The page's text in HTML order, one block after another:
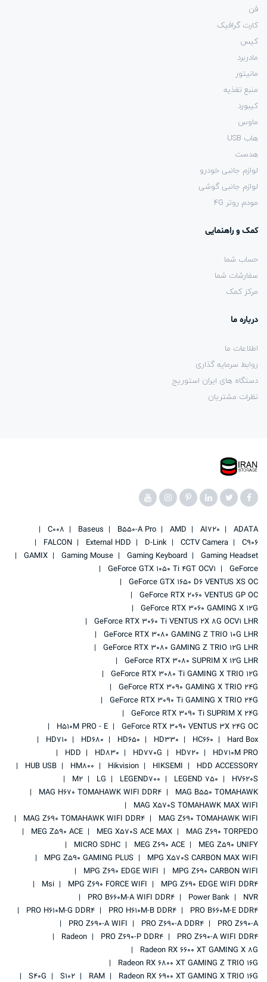
فن
کارت گرافیک
کیس
مادربرد
مانیتور
منبع تغذیه
کیبورد
ماوس
هاب USB
هدست
لوازم جانبی خودرو
لوازم جانبی گوشی
مودم روتر 4G
کمک و راهنمایی
حساب شما
سفارشات شما
مرکز کمک
درباره ما
اطلاعات ما
روابط سرمایه گذاری
دستگاه های ایران استوریج
نظرات مشتریان
ADATA
AI720
AMD
B550-A Pro
Baseus
C008
C906
CCTV Camera
D-Link
External HDD
FALCON
Gaming Headset
Gaming Keyboard
Gaming Mouse
GAMIX
GeForce
GeForce GTX 1050 Ti 4GT OCV1
GeForce GTX 1650 D6 VENTUS XS OC
GeForce RTX 2060 VENTUS GP OC
GeForce RTX 3060 GAMING X 12G
GeForce RTX 3060 Ti VENTUS 2X 8G OCV1 LHR
GeForce RTX 3080 GAMING Z TRIO 10G LHR
GeForce RTX 3080 GAMING Z TRIO 12G LHR
GeForce RTX 3080 SUPRIM X 12G LHR
GeForce RTX 3080 Ti GAMING X TRIO 12G
GeForce RTX 3090 GAMING X TRIO 24G
GeForce RTX 3090 Ti GAMING X TRIO 24G
GeForce RTX 3090 Ti SUPRIM X 24G
GeForce RTX 3090 VENTUS 3X 24G OC
H510M PRO - E
Hard Box
HC660
HD330
HD650
HD680
HD710
HD710M PRO
HD720
HD770G
HD830
HDD
HDD ACCESSORY
HIKSEMI
Hikvision
HM800
HUB USB
HV620S
LEGEND 750
LEGEND700
LG
M2
MAG B550 TOMAHAWK
MAG H670 TOMAHAWK WIFI DDR4
MAG X570S TOMAHAWK MAX WIFI
MAG Z690 TOMAHAWK WIFI
MAG Z690 TOMAHAWK WIFI DDR4
MAG Z690 TORPEDO
MEG X570S ACE MAX
MEG Z590 ACE
MEG Z590 UNIFY
MEG Z690 ACE
MICRO SDHC
MPG X570S CARBON MAX WIFI
MPG Z590 GAMING PLUS
MPG Z690 CARBON WIFI
MPG Z690 EDGE WIFI
MPG Z690 EDGE WIFI DDR4
MPG Z690 FORCE WIFI
Msi
NVR
Power Bank
PRO B660M-A WIFI DDR4
PRO B660M-E DDR4
PRO H610M-B DDR4
PRO H610M-G DDR4
PRO Z690-A
PRO Z690-A DDR4
PRO Z690-A WIFI
PRO Z690-A WIFI DDR4
PRO Z690-P DDR4
Radeon
Radeon RX 6600 XT GAMING X 8G
Radeon RX 6800 XT GAMING Z TRIO 16G
Radeon RX 6900 XT GAMING X TRIO 16G
RAM
S102
S40G